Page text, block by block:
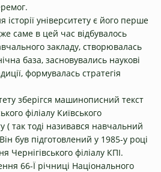
університету є його перше
саме в цей час відбувалось
закладу, створювалась
база, засновувались наукові
формувалась стратегія
зберігся машинописний текст
філіалу Київського
( так тоді називався навчальний
був підготовлений у 1985-у році
Чернігівського філіалу КПІ.
66-Ї річниці Національного